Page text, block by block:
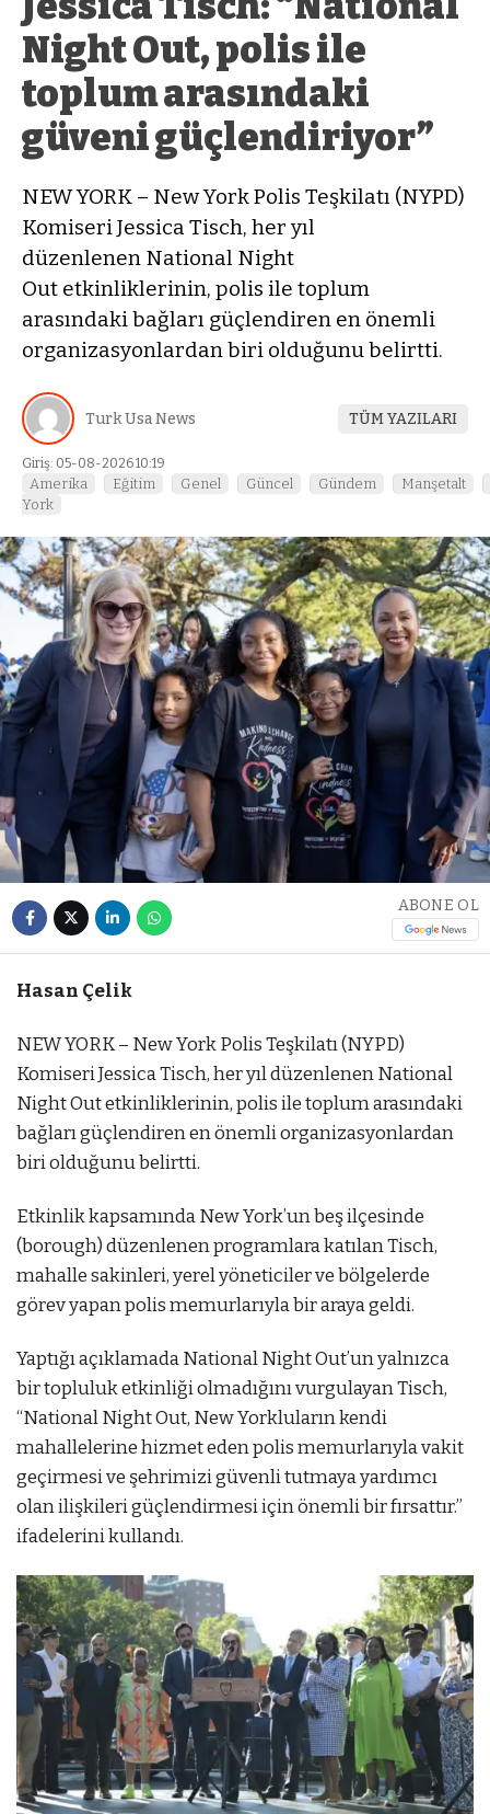
Night Out, polis ile
toplum arasındaki
güveni güçlendiriyor”
NEW YORK – New York Polis Teşkilatı (NYPD)
Komiseri Jessica Tisch, her yıl
düzenlenen National Night
Out etkinliklerinin, polis ile toplum
arasındaki bağları güçlendiren en önemli
organizasyonlardan biri olduğunu belirtti.
Turk Usa News TÜM YAZILARI
Giriş: 05-08-2026 10:19
Amerika Eğitim Genel Güncel Gündem
Manşetalt
York
ABONE OL
Hasan Çelik
NEW YORK – New York Polis Teşkilatı (NYPD)
Komiseri Jessica Tisch, her yıl düzenlenen National
Night Out etkinliklerinin, polis ile toplum arasındaki
bağları güçlendiren en önemli organizasyonlardan
biri olduğunu belirtti.
Etkinlik kapsamında New York’un beş ilçesinde
(borough) düzenlenen programlara katılan Tisch,
mahalle sakinleri, yerel yöneticiler ve bölgelerde
görev yapan polis memurlarıyla bir araya geldi.
Yaptığı açıklamada National Night Out’un yalnızca
bir topluluk etkinliği olmadığını vurgulayan Tisch,
“National Night Out, New Yorkluların kendi
mahallelerine hizmet eden polis memurlarıyla vakit
geçirmesi ve şehrimizi güvenli tutmaya yardımcı
olan ilişkileri güçlendirmesi için önemli bir fırsattır.”
ifadelerini kullandı.